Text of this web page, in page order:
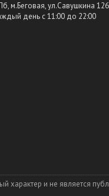
м.Беговая, ул.Савушкина
день c 11:00 до 22:00
характер и не является